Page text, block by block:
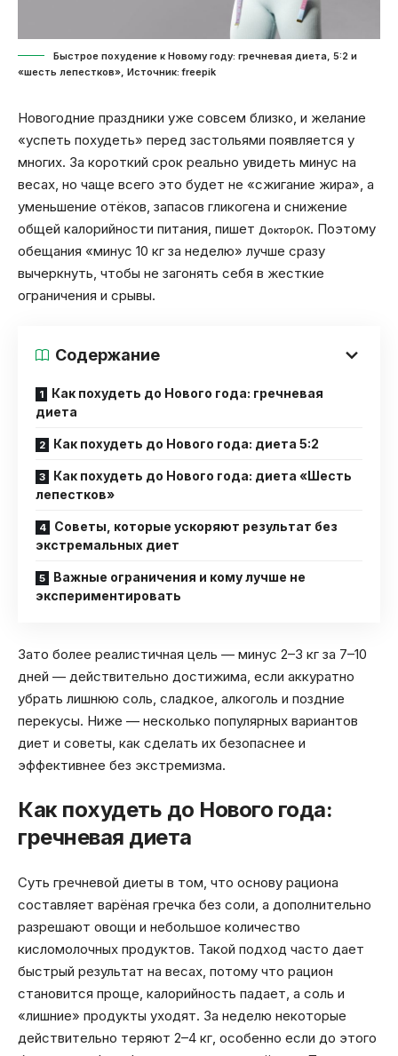
Быстрое похудение к Новому году: гречневая диета, 5:2 и
«шесть лепестков», Источник: freepik
Новогодние праздники уже совсем близко, и желание
«успеть похудеть» перед застольями появляется у
многих. За короткий срок реально увидеть минус на
весах, но чаще всего это будет не «сжигание жира», а
уменьшение отёков, запасов гликогена и снижение
общей калорийности питания, пишет ДокторОК. Поэтому
обещания «минус 10 кг за неделю» лучше сразу
вычеркнуть, чтобы не загонять себя в жесткие
ограничения и срывы.
Содержание
Как похудеть до Нового года: гречневая
диета
Как похудеть до Нового года: диета 5:2
Как похудеть до Нового года: диета «Шесть
лепестков»
Советы, которые ускоряют результат без
экстремальных диет
Важные ограничения и кому лучше не
экспериментировать
Зато более реалистичная цель — минус 2–3 кг за 7–10
дней — действительно достижима, если аккуратно
убрать лишнюю соль, сладкое, алкоголь и поздние
перекусы. Ниже — несколько популярных вариантов
диет и советы, как сделать их безопаснее и
эффективнее без экстремизма.
Как похудеть до Нового года:
гречневая диета
Суть гречневой диеты в том, что основу рациона
составляет варёная гречка без соли, а дополнительно
разрешают овощи и небольшое количество
кисломолочных продуктов. Такой подход часто дает
быстрый результат на весах, потому что рацион
становится проще, калорийность падает, а соль и
«лишние» продукты уходят. За неделю некоторые
действительно теряют 2–4 кг, особенно если до этого